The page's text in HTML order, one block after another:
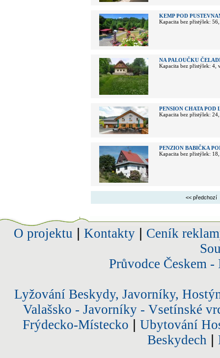
KEMP POD
Kapacita bez přistýlek:
NA PALOUČKU
Kapacita bez přistýlek: 4,
PENSION CHATA POD
Kapacita bez přistýlek:
PENZION BABIČKA
Kapacita bez přistýlek:
<< předchozí
O projektu Kontakty| Ceník
Průvodce Českem
Lyžování Beskydy, Javorníky,
Valašsko - Javorníky - Vsetínské
Frýdecko-Místecko
Ubytování
Beskydech